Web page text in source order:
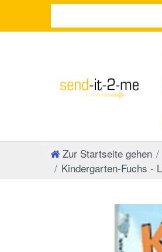
Zur Startseite gehen
Kindergarten-Fuchs -